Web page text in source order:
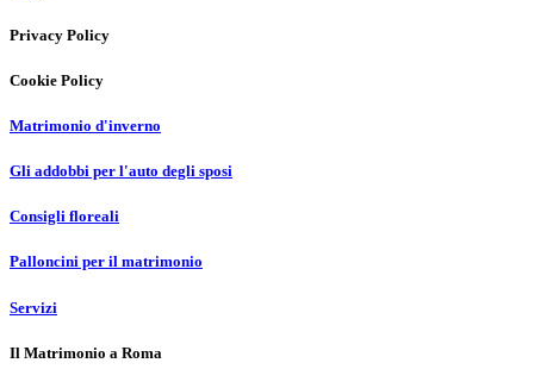
Privacy Policy
Cookie Policy
Matrimonio d'inverno
Gli addobbi per l'auto degli sposi
Consigli floreali
Palloncini per il matrimonio
Servizi
Il Matrimonio a Roma